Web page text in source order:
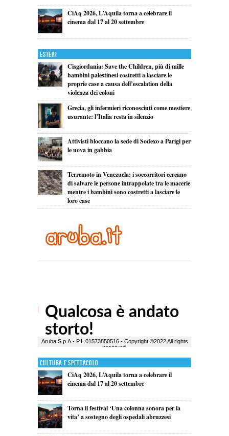
CiAq 2026, L’Aquila torna a celebrare il
cinema dal 17 al 20 settembre
Esteri
Cisgiordania: Save the Children, più di mille
bambini palestinesi costretti a lasciare le
proprie case a causa dell’escalation della
violenza dei coloni
Grecia, gli infermieri riconosciuti come mestiere
usurante: l’Italia resta in silenzio
Attivisti bloccano la sede di Sodexo a Parigi per
le uova in gabbia
Terremoto in Venezuela: i soccorritori cercano
di salvare le persone intrappolate tra le macerie
mentre i bambini sono costretti a lasciare le
loro case
Cultura e Spettacolo
CiAq 2026, L’Aquila torna a celebrare il
cinema dal 17 al 20 settembre
Torna il festival ‘Una colonna sonora per la
vita’ a sostegno degli ospedali abruzzesi